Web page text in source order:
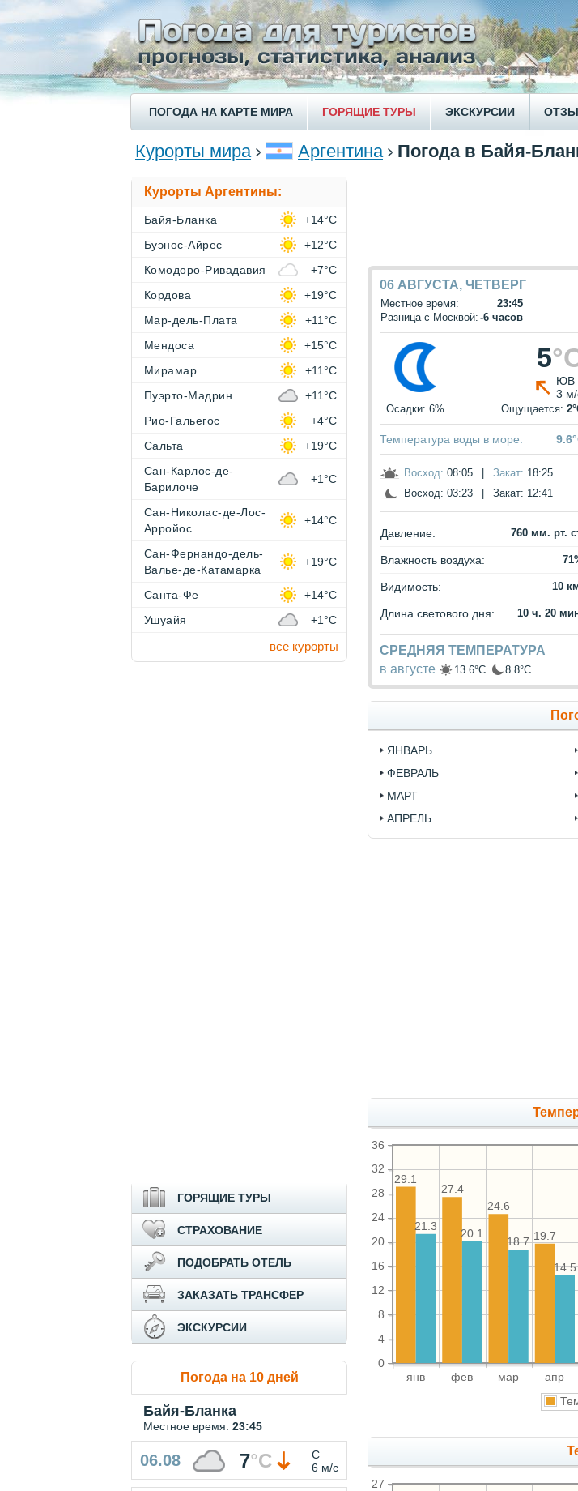
ПОГОДА НА КАРТЕ МИРА ГОРЯЩИЕ ТУРЫ ЭКСКУРСИИ
Курорты мира Аргентина Погода в Байя-
06 АВГУСТА, ЧЕТВЕРГ
Местное время:
23:45
Разница с Москвой: -6 часов
5
ЮВ
3
Осадки: 6% Ощущается:
Температура воды в море:
Восход: 08:05 Закат: 18:25
Восход: 03:23 Закат: 12:41
Давление: 760 мм. рт.
Влажность воздуха:
Видимость: 10
Длина светового дня: 10 ч. 20
СРЕДНЯЯ ТЕМПЕРАТУРА
в августе
13.6°C 8.8°C
ЯНВАРЬ
ФЕВРАЛЬ
МАРТ
АПРЕЛЬ
янв фев мар апр
0
4
8
12
16
20
24
28
32
36
19.7
24.6
27.4
29.1
14.5
18.7
20.1
21.3
27
Курорты Аргентины:
Байя-Бланка
+14°C
Буэнос-Айрес
+12°C
Комодоро-Ривадавия
+7°C
Кордова
+19°C
Мар-дель-Плата
+11°C
Мендоса
+15°C
Мирамар
+11°C
Пуэрто-Мадрин
+11°C
Рио-Гальегос
+4°C
Сальта
+19°C
Сан-Карлос-де-
Барилоче
+1°C
Сан-Николас-де-Лос-
Арройос
+14°C
Сан-Фернандо-дель-
Валье-де-Катамарка
+19°C
Санта-Фе
+14°C
Ушуайя
+1°C
все курорты
ГОРЯЩИЕ ТУРЫ
СТРАХОВАНИЕ
ПОДОБРАТЬ ОТЕЛЬ
ЗАКАЗАТЬ ТРАНСФЕР
ЭКСКУРСИИ
Погода на 10 дней
Байя-Бланка
Местное время: 23:45
06.08 7°C
С
6 м/с